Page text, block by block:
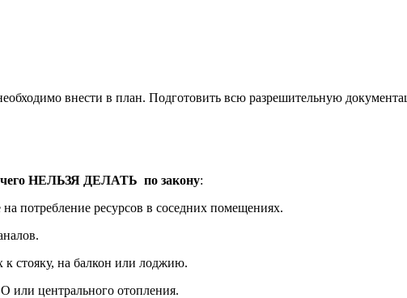
внести в план. Подготовить всю разрешительную
чего НЕЛЬЗЯ ДЕЛАТЬ по закону:
потребление ресурсов в соседних помещениях.
стояку, на балкон или лоджию.
или центрального отопления.